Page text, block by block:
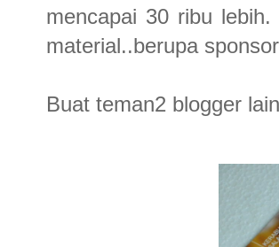
mencapai 30 ribu
material..berupa
Buat teman2 blogger